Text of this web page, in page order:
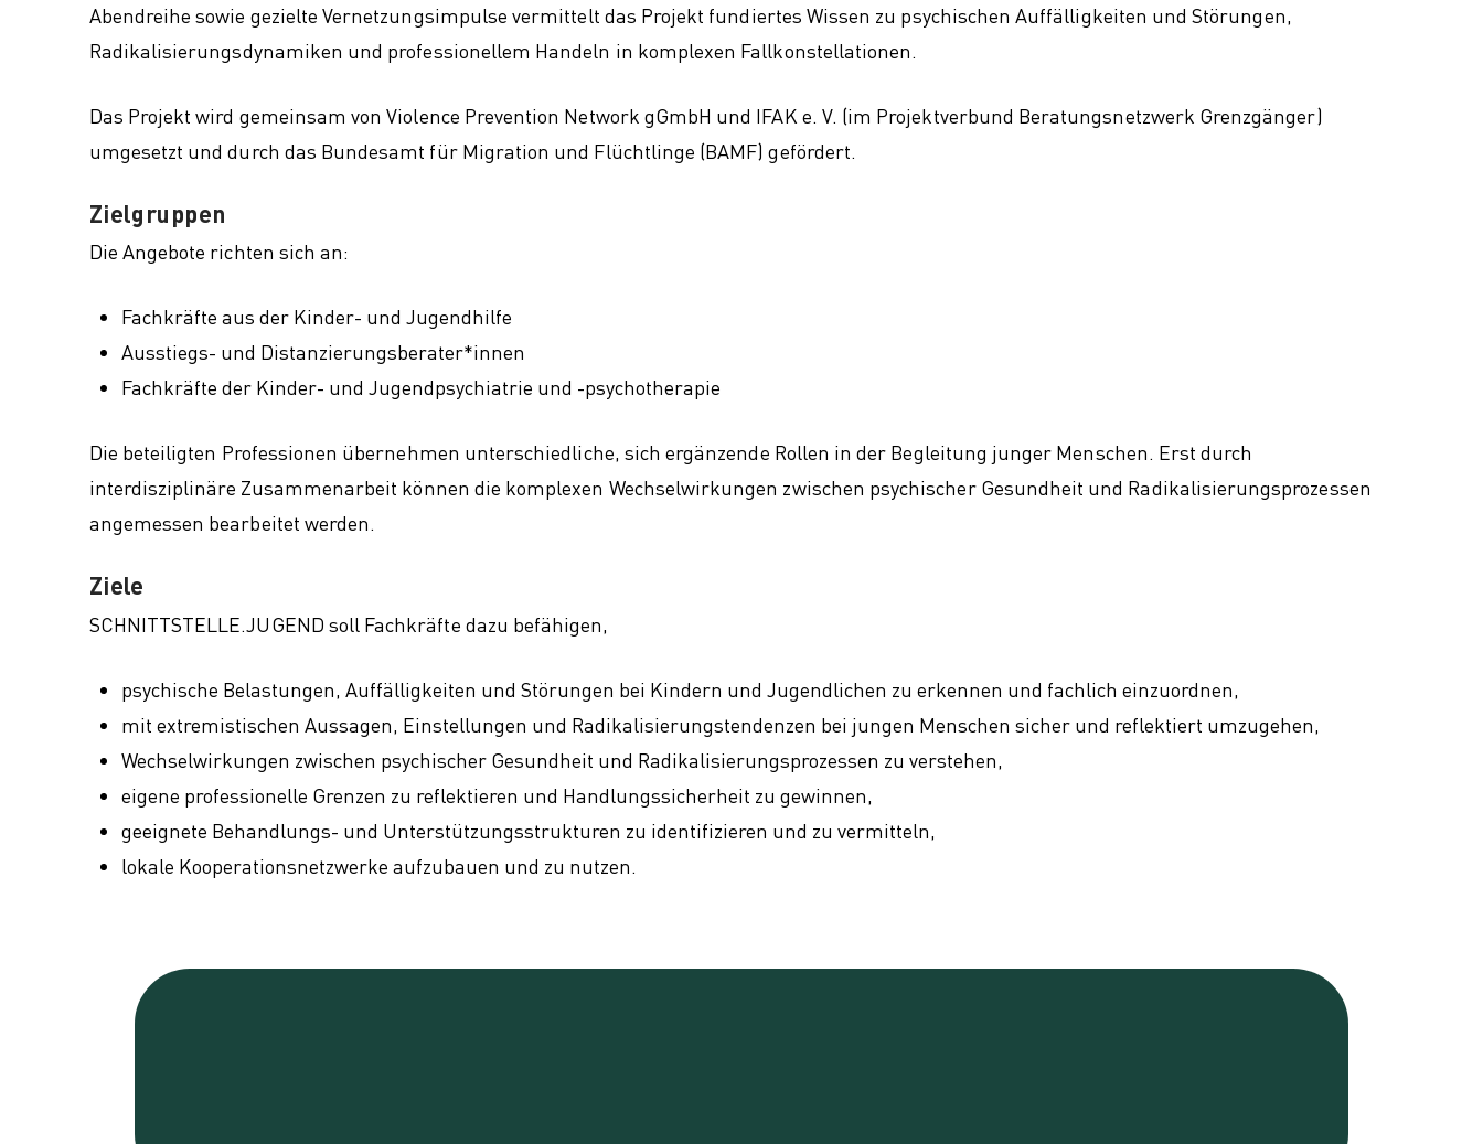
Abendreihe sowie gezielte Vernetzungsimpulse vermittelt das Projekt fundiertes Wissen zu psychischen Auffälligkeiten und Störungen,
Radikalisierungsdynamiken und professionellem Handeln in komplexen Fallkonstellationen.
Das Projekt wird gemeinsam von Violence Prevention Network gGmbH und IFAK e. V. (im Projektverbund Beratungsnetzwerk Grenzgänger)
umgesetzt und durch das Bundesamt für Migration und Flüchtlinge (BAMF) gefördert.
Zielgruppen
Die Angebote richten sich an:
Fachkräfte aus der Kinder- und Jugendhilfe
Ausstiegs- und Distanzierungsberater*innen
Fachkräfte der Kinder- und Jugendpsychiatrie und -psychotherapie
Die beteiligten Professionen übernehmen unterschiedliche, sich ergänzende Rollen in der Begleitung junger Menschen. Erst durch
interdisziplinäre Zusammenarbeit können die komplexen Wechselwirkungen zwischen psychischer Gesundheit und Radikalisierungsprozessen
angemessen bearbeitet werden.
Ziele
SCHNITTSTELLE.JUGEND soll Fachkräfte dazu befähigen,
psychische Belastungen, Auffälligkeiten und Störungen bei Kindern und Jugendlichen zu erkennen und fachlich einzuordnen,
mit extremistischen Aussagen, Einstellungen und Radikalisierungstendenzen bei jungen Menschen sicher und reflektiert umzugehen,
Wechselwirkungen zwischen psychischer Gesundheit und Radikalisierungsprozessen zu verstehen,
eigene professionelle Grenzen zu reflektieren und Handlungssicherheit zu gewinnen,
geeignete Behandlungs- und Unterstützungsstrukturen zu identifizieren und zu vermitteln,
lokale Kooperationsnetzwerke aufzubauen und zu nutzen.